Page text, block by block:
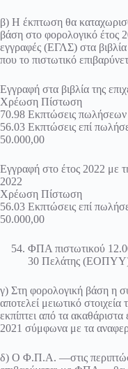
β) Η έκπτωση θα
βάση στο φορολογικό έτος
εγγραφές (ΕΓΛΣ) στα βιβλία
που το πιστωτικό
Εγγραφή στα βιβλία της
Χρέωση Πίστωση
70.98 Εκπτώσεις
56.03 Εκπτώσεις επί
50.000,00
Εγγραφή στο έτος 2022 με
2022
Χρέωση Πίστωση
56.03 Εκπτώσεις επί
50.000,00
ΦΠΑ πιστωτικού
30 Πελάτης
γ) Στη φορολογική βάση η
αποτελεί μειωτικό
εκπίπτει από τα
2021 σύμφωνα με τα
δ) Ο Φ.Π.Α. —στις